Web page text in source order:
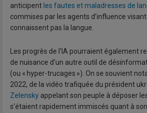
anticipent les fautes et maladresses de
commises par les agents d’influence
connaissent pas la langue.
Les progrès de l’IA pourraient également
de nuisance d’un autre outil de
(ou « hyper-trucages »). On se souvient
2022, de la vidéo trafiquée du président
Zelensky appelant son peuple à déposer
s’étaient rapidement immiscés quant à